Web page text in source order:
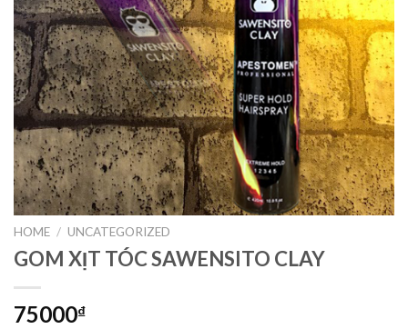
HOME / UNCATEGORIZED
GOM XỊT TÓC SAWENSITO CLAY
75000₫